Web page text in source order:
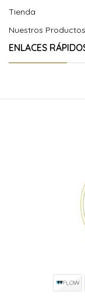
Tienda
Nuestros Productos
ENLACES